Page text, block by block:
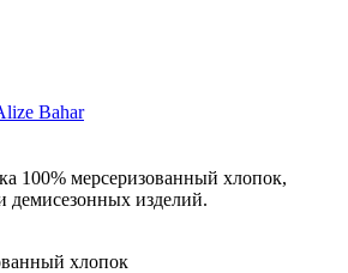
Bahar
100% мерсеризованный хлопок,
демисезонных изделий.
хлопок